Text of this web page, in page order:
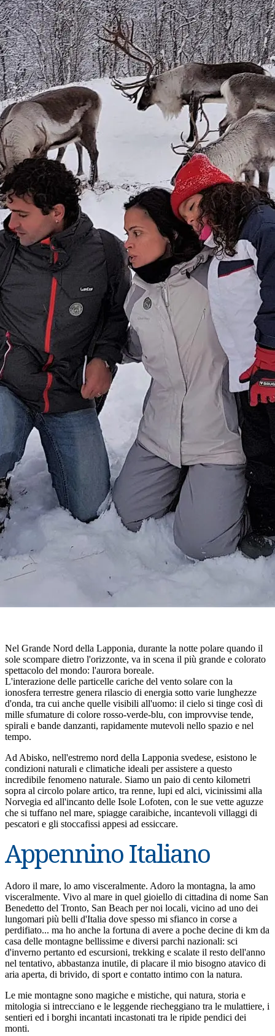
Nel Grande Nord della Lapponia, durante la notte polare quando il
sole scompare dietro l'orizzonte, va in scena il più grande e colorato
spettacolo del mondo: l'aurora boreale.
L'interazione delle particelle cariche del vento solare con la
ionosfera terrestre genera rilascio di energia sotto varie lunghezze
d'onda, tra cui anche quelle visibili all'uomo: il cielo si tinge così di
mille sfumature di colore rosso-verde-blu, con improvvise tende,
spirali e bande danzanti, rapidamente mutevoli nello spazio e nel
tempo.
Ad Abisko, nell'estremo nord della Lapponia svedese, esistono le
condizioni naturali e climatiche ideali per assistere a questo
incredibile fenomeno naturale. Siamo un paio di cento kilometri
sopra al circolo polare artico, tra renne, lupi ed alci, vicinissimi alla
Norvegia ed all'incanto delle Isole Lofoten, con le sue vette aguzze
che si tuffano nel mare, spiagge caraibiche, incantevoli villaggi di
pescatori e gli stoccafissi appesi ad essiccare.
Appennino Italiano
Adoro il mare, lo amo visceralmente. Adoro la montagna, la amo
visceralmente. Vivo al mare in quel gioiello di cittadina di nome San
Benedetto del Tronto, San Beach per noi locali, vicino ad uno dei
lungomari più belli d'Italia dove spesso mi sfianco in corse a
perdifiato... ma ho anche la fortuna di avere a poche decine di km da
casa delle montagne bellissime e diversi parchi nazionali: sci
d'inverno pertanto ed escursioni, trekking e scalate il resto dell'anno
nel tentativo, abbastanza inutile, di placare il mio bisogno atavico di
aria aperta, di brivido, di sport e contatto intimo con la natura.
Le mie montagne sono magiche e mistiche, qui natura, storia e
mitologia si intrecciano e le leggende riecheggiano tra le mulattiere, i
sentieri ed i borghi incantati incastonati tra le ripide pendici dei
monti.